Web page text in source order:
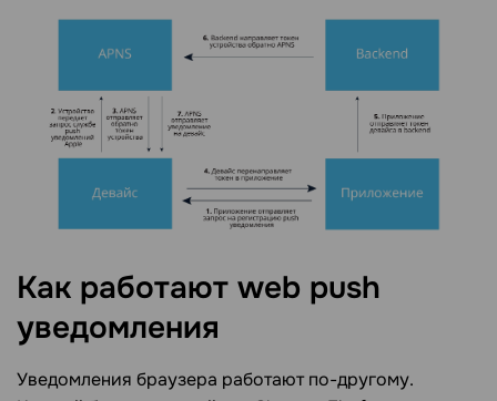
Как работают web push
уведомления
Уведомления браузера работают по-другому.